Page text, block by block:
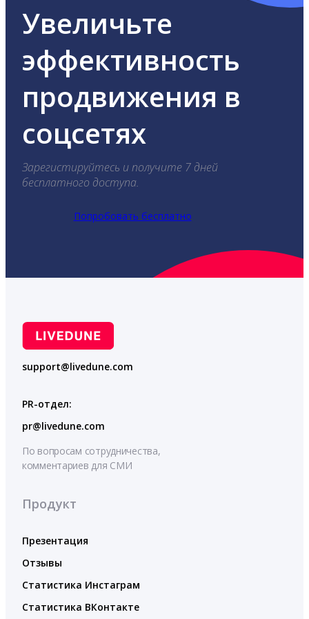
Увеличьте
эффективность
продвижения в
соцсетях
Зарегистируйтесь и получите 7 дней
бесплатного доступа.
Попробовать бесплатно
support@livedune.com
PR-отдел:
pr@livedune.com
По вопросам сотрудничества,
комментариев для СМИ
Продукт
Презентация
Отзывы
Статистика Инстаграм
Статистика ВКонтакте